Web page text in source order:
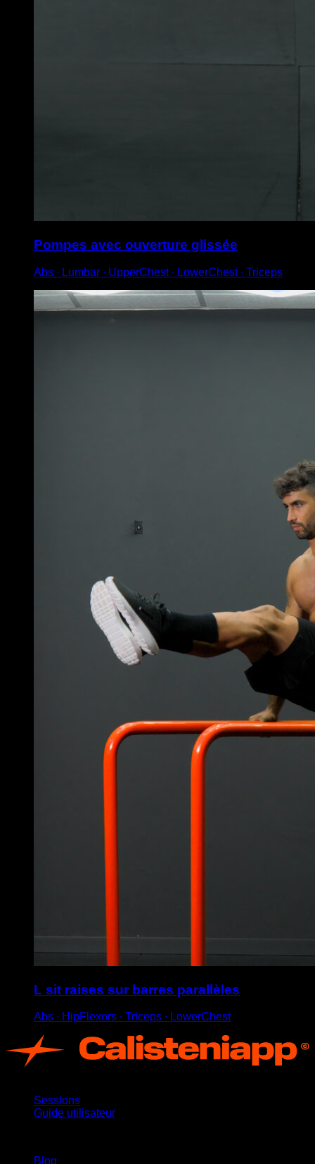
Pompes avec ouverture glissée
Abs ∙ Lumbar ∙ UpperChest ∙ LowerChest ∙ Triceps
L sit raises sur barres parallèles
Abs ∙ HipFlexors ∙ Triceps ∙ LowerChest
Sessions
Guide utilisateur
Blog